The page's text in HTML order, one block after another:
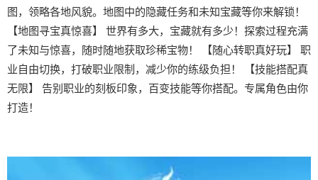
图，领略各地风貌。地图中的隐藏任务和未知宝藏等你来解锁！
【地图寻宝真惊喜】 世界有多大，宝藏就有多少！探索过程充满
了未知与惊喜，随时随地获取珍稀宝物！ 【随心转职真好玩】 职
业自由切换，打破职业限制，减少你的练级负担！ 【技能搭配真
无限】 告别职业的刻板印象，百变技能等你搭配。专属角色由你
打造！